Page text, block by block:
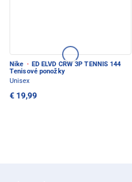
Nike · ED ELVD CRW 3P TENNIS 144
Tenisové ponožky
Unisex
€ 19,99